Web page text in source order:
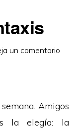
un comentario
Amigos
la elegía: la